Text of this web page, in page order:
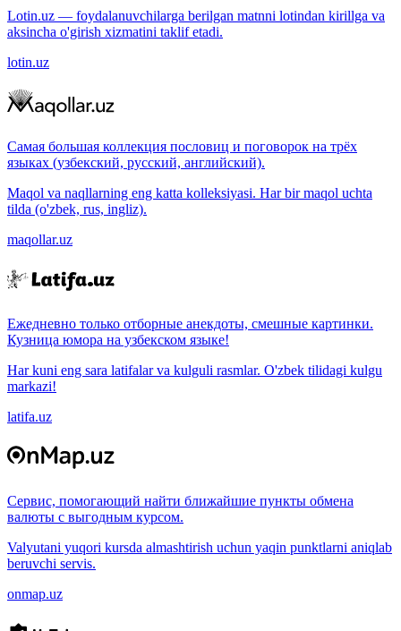
Lotin.uz — foydalanuvchilarga berilgan matnni lotindan kirillga va
aksincha o'girish xizmatini taklif etadi.
lotin.uz
Самая большая коллекция пословиц и поговорок на трёх
языках (узбекский, русский, английский).
Maqol va naqllarning eng katta kolleksiyasi. Har bir maqol uchta
tilda (o'zbek, rus, ingliz).
maqollar.uz
Ежедневно только отборные анекдоты, смешные картинки.
Кузница юмора на узбекском языке!
Har kuni eng sara latifalar va kulguli rasmlar. O'zbek tilidagi kulgu
markazi!
latifa.uz
Сервис, помогающий найти ближайшие пункты обмена
валюты с выгодным курсом.
Valyutani yuqori kursda almashtirish uchun yaqin punktlarni aniqlab
beruvchi servis.
onmap.uz